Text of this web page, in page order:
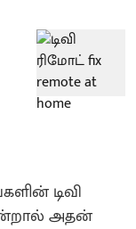
டிவி
அதன்